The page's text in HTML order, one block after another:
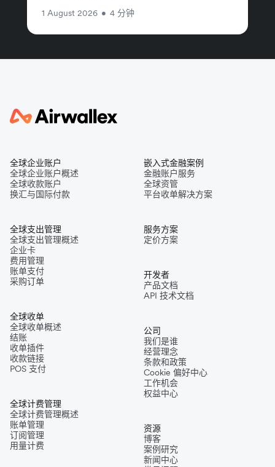
1 August 2026 • 4 分钟
全球企业账户
全球企业账户概述
全球收款账户
换汇与国际付款
全球支出管理
全球支出管理概述
企业卡
费用管理
账单支付
采购订单
全球收单
全球收单概述
结账
收单插件
收款链接
POS 支付
全球计费管理
全球计费管理概述
账单管理
订阅管理
用量计费
嵌入式金融案例
金融账户服务
全球资管
平台收单解决方案
服务方案
定价方案
开发者
产品文档
API 技术文档
公司
我们是谁
经营理念
条款和政策
Cookie 偏好中心
工作机会
权益中心
资源
博客
案例研究
新闻中心